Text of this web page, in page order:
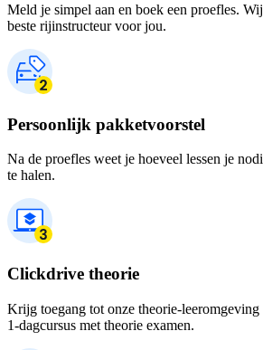
Meld je simpel aan en boek een proefles.
beste rijinstructeur voor jou.
Persoonlijk pakketvoorstel
Na de proefles weet je hoeveel lessen je
te halen.
Clickdrive theorie
Krijg toegang tot onze theorie-
1-dagcursus met theorie examen.